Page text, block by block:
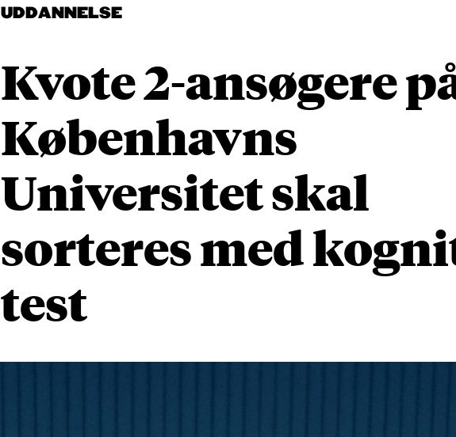
UDDANNELSE
Kvote 2-ansøgere
Københavns
Universitet skal
sorteres med
test